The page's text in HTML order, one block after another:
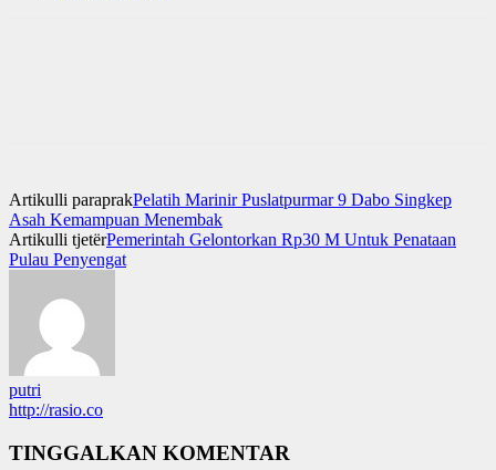
Artikulli paraprakPelatih Marinir Puslatpurmar 9 Dabo Singkep
Asah Kemampuan Menembak
Artikulli tjetërPemerintah Gelontorkan Rp30 M Untuk Penataan
Pulau Penyengat
putri
http://rasio.co
TINGGALKAN KOMENTAR